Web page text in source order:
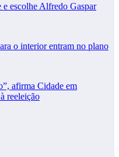
escolhe Alfredo Gaspar
o interior entram no plano
afirma Cidade em
reeleição